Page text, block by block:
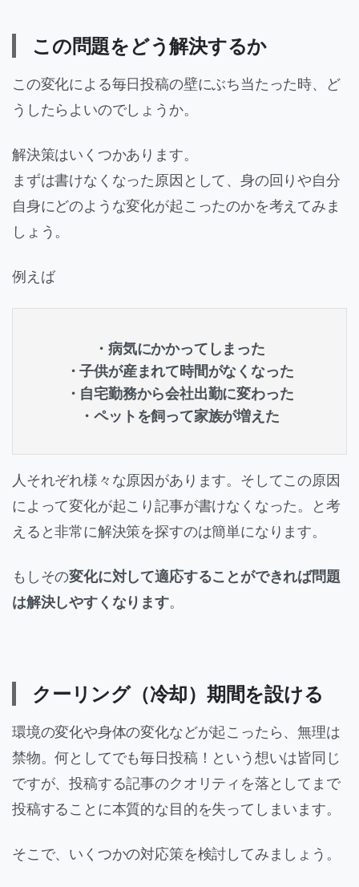
この問題をどう解決するか
この変化による毎日投稿の壁にぶち当たった時、ど
うしたらよいのでしょうか。
解決策はいくつかあります。
まずは書けなくなった原因として、身の回りや自分
自身にどのような変化が起こったのかを考えてみま
しょう。
例えば
・病気にかかってしまった
・子供が産まれて時間がなくなった
・自宅勤務から会社出勤に変わった
・ペットを飼って家族が増えた
人それぞれ様々な原因があります。そしてこの原因
によって変化が起こり記事が書けなくなった。と考
えると非常に解決策を探すのは簡単になります。
もしその変化に対して適応することができれば問題
は解決しやすくなります。
クーリング（冷却）期間を設ける
環境の変化や身体の変化などが起こったら、無理は
禁物。何としてでも毎日投稿！という想いは皆同じ
ですが、投稿する記事のクオリティを落としてまで
投稿することに本質的な目的を失ってしまいます。
そこで、いくつかの対応策を検討してみましょう。